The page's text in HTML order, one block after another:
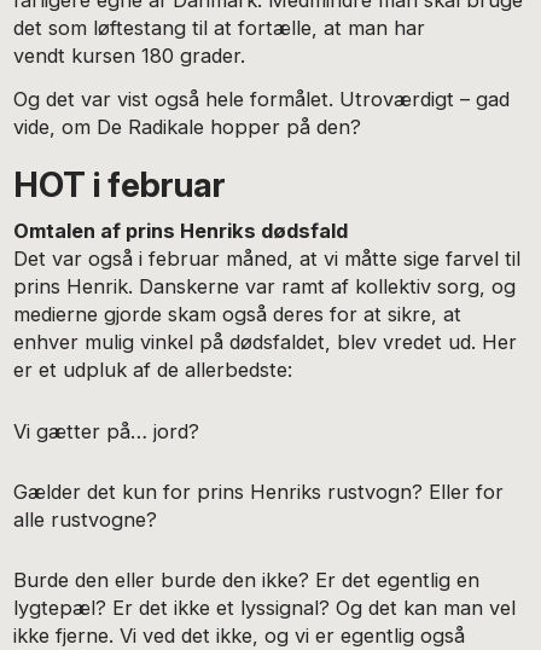
det som løftestang til at fortælle, at man har
vendt kursen 180 grader.
Og det var vist også hele formålet. Utroværdigt – gad
vide, om De Radikale hopper på den?
HOT i februar
Omtalen af prins Henriks dødsfald
Det var også i februar måned, at vi måtte sige farvel til
prins Henrik. Danskerne var ramt af kollektiv sorg, og
medierne gjorde skam også deres for at sikre, at
enhver mulig vinkel på dødsfaldet, blev vredet ud. Her
er et udpluk af de allerbedste:
Vi gætter på… jord?
Gælder det kun for prins Henriks rustvogn? Eller for
alle rustvogne?
Burde den eller burde den ikke? Er det egentlig en
lygtepæl? Er det ikke et lyssignal? Og det kan man vel
ikke fjerne. Vi ved det ikke, og vi er egentlig også